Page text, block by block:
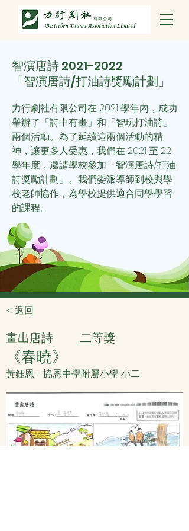
智演唐詩2021-2022
「智演唐詩/打油詩獎勵計劃」
力行劇社有限公司在 2021 學年內，成功
舉辦了「詩中有畫」和「智玩打油詩」
兩個活動。為了延續這兩個活動的精
神，讓更多人受惠，我們在 2021 至 22
學年度，邀請學校參加「智演唐詩/打油
詩獎勵計劃」。我們委派導師到校與學
校老師協作，為學校提供適合同學學習
的課程。
< 返回
畫出唐詩 二等獎
《春曉》
黃鈺恩 - 協恩中學附屬小學 小二